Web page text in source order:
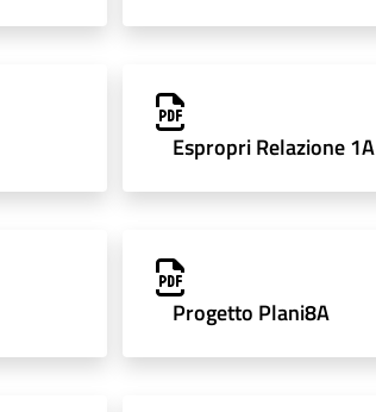
Espropri Relazione 1A
Progetto Plani8A